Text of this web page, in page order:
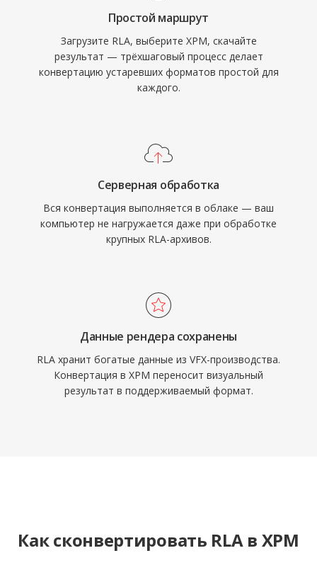
Простой маршрут
Загрузите RLA, выберите XPM, скачайте
результат — трёхшаговый процесс делает
конвертацию устаревших форматов простой для
каждого.
Серверная обработка
Вся конвертация выполняется в облаке — ваш
компьютер не нагружается даже при обработке
крупных RLA-архивов.
Данные рендера сохранены
RLA хранит богатые данные из VFX-производства.
Конвертация в XPM переносит визуальный
результат в поддерживаемый формат.
Как сконвертировать RLA в XPM